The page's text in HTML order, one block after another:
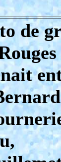
de